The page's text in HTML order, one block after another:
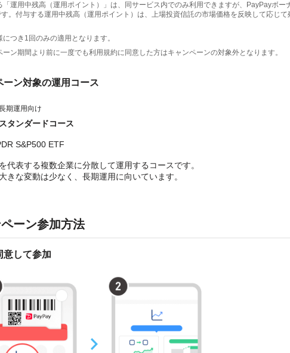
運用中残高（運用ポイント）」は、同サービス内でのみ利用できますが、PayPayボー
す。付与する運用中残高（運用ポイント）は、上場投資信託の市場価格を反映して応じ
つき1回のみの適用となります。
ン期間より前に一度でも利用規約に同意した方はキャンペーンの対象外となります。
ーン対象の運用コース
期運用向け
スタンダードコース
S&P500 ETF
代表する複数企業に分散して運用するコースです。
きな変動は少なく、長期運用に向いています。
ーン参加方法
意して参加